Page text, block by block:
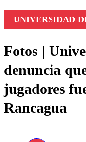
UNIVERSIDAD
Fotos |
denuncia
jugadores
Rancagua